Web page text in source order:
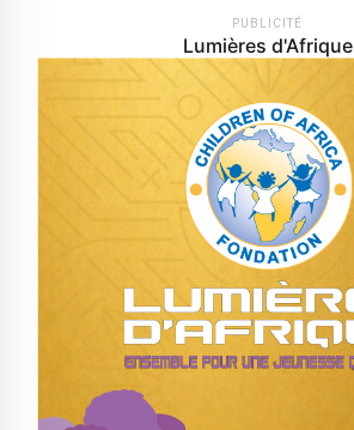
PUBLICITÉ
Lumières d'Afrique